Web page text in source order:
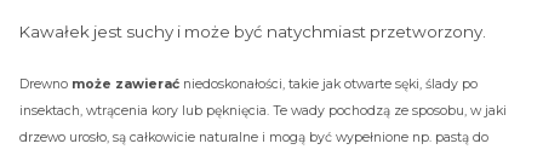
Kawałek jest suchy i może być natychmiast przetworzony.
Drewno może zawierać niedoskonałości, takie jak otwarte sęki, ślady po
insektach, wtrącenia kory lub pęknięcia. Te wady pochodzą ze sposobu, w jaki
drzewo urosło, są całkowicie naturalne i mogą być wypełnione np. pastą do